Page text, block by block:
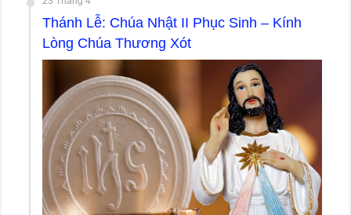
Thánh Lễ: Chúa Nhật II Phục Sinh – Kính
Lòng Chúa Thương Xót